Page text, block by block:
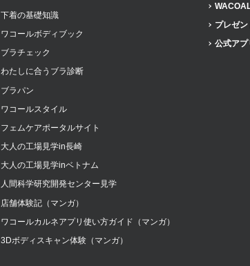
下着の基礎知識
ワコールボディブック
ブラチェック
わたしに合うブラ診断
ブラパン
ワコールスタイル
フェムケアポータルサイト
大人の工場見学in長崎
大人の工場見学inベトナム
人間科学研究開発センター見学
店舗体験記（マンガ）
ワコールカルネアプリ使い方ガイド（マンガ）
3Dボディスキャン体験（マンガ）
プレゼ
公式アプ